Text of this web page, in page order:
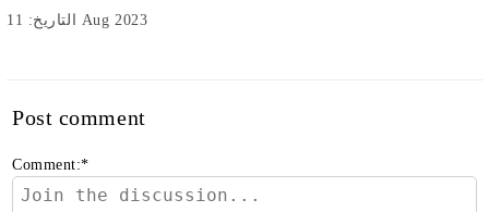
التاريخ: 11 Aug 2023
Post comment
Comment:*